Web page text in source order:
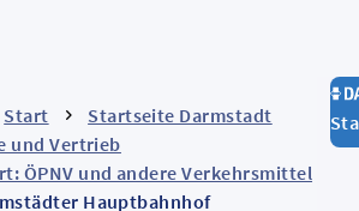
Start
Startseite Darmstadt
und Vertrieb
ÖPNV und andere Verkehrsmittel
Hauptbahnhof